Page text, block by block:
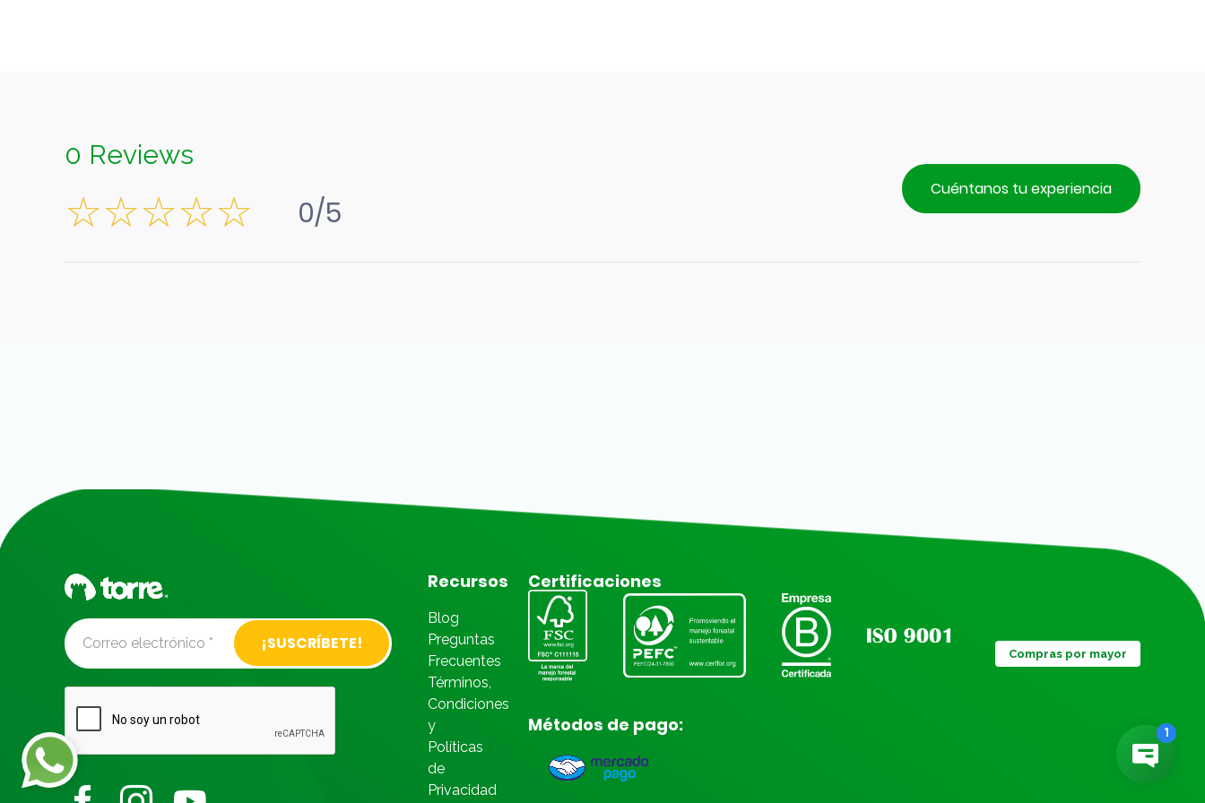
0 Reviews
0/5
Cuéntanos tu experiencia
Alternative:
Recursos
Blog
Preguntas
Frecuentes
Términos,
Condiciones
y
Políticas
de
Privacidad
Certificaciones
Compras por mayor
Métodos de pago: